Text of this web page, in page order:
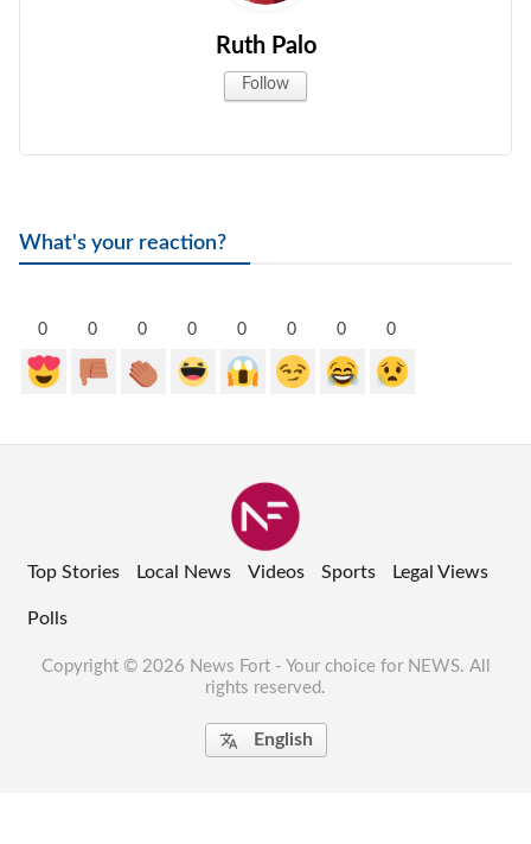
Ruth Palo
Follow
What's your reaction?
0 0 0 0 0 0 0 0
Top Stories Local News Videos Sports Legal Views
Polls
Copyright © 2026 News Fort - Your choice for NEWS. All
rights reserved.
 English